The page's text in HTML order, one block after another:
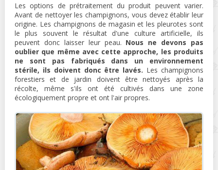
Les options de prétraitement du produit peuvent varier.
Avant de nettoyer les champignons, vous devez établir leur
origine. Les champignons de magasin et les pleurotes sont
le plus souvent le résultat d'une culture artificielle, ils
peuvent donc laisser leur peau. Nous ne devons pas
oublier que même avec cette approche, les produits
ne sont pas fabriqués dans un environnement
stérile, ils doivent donc être lavés. Les champignons
forestiers et de jardin doivent être nettoyés après la
récolte, même s'ils ont été cultivés dans une zone
écologiquement propre et ont l'air propres.